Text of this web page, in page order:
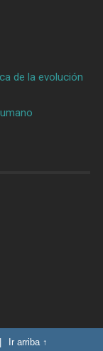
de la evolución
| Ir arriba ↑